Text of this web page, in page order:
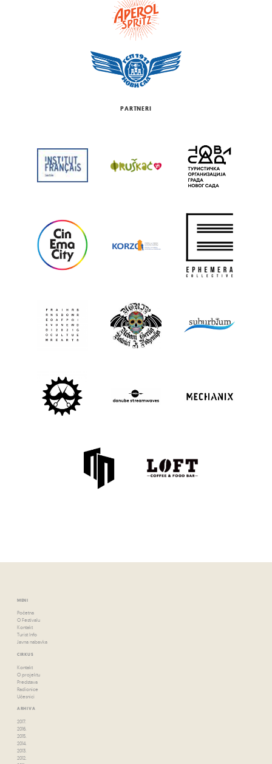
PARTNERI
MENI
Početna
O Festivalu
Kontakt
Turist Info
Javna nabavka
CIRKUS
Kontakt
O projektu
Predstava
Radionice
Učesnici
ARHIVA
2017.
2016.
2015.
2014.
2013.
2012.